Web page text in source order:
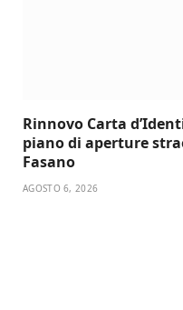
Rinnovo Carta
piano di aperture
Fasano
AGOSTO 6, 2026